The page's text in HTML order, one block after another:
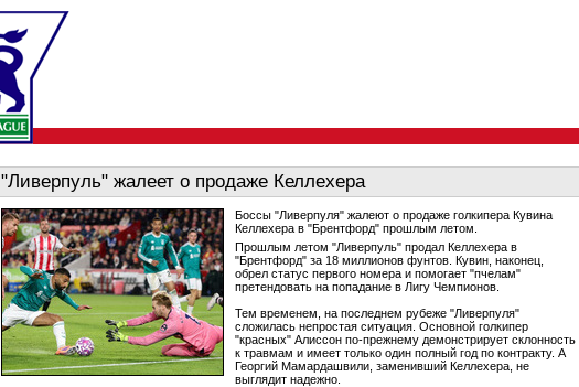
"Ливерпуль" жалеет о продаже Келлехера
Боссы "Ливерпуля" жалеют о продаже голкипера Кувина
Келлехера в "Брентфорд" прошлым летом.
Прошлым летом "Ливерпуль" продал Келлехера в
"Брентфорд" за 18 миллионов фунтов. Кувин, наконец,
обрел статус первого номера и помогает "пчелам"
претендовать на попадание в Лигу Чемпионов.
Тем временем, на последнем рубеже "Ливерпуля"
сложилась непростая ситуация. Основной голкипер
"красных" Алиссон по-прежнему демонстрирует склонность
к травмам и имеет только один полный год по контракту. А
Георгий Мамардашвили, заменивший Келлехера, не
выглядит надежно.